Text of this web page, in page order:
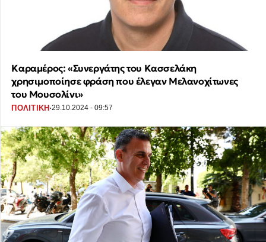
Καραμέρος: «Συνεργάτης του Κασσελάκη
χρησιμοποίησε φράση που έλεγαν Μελανοχίτωνες
του Μουσολίνι»
ΠΟΛΙΤΙΚΗ ·29.10.2024 - 09:57